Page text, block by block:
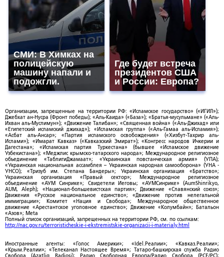
СМИ: В Химках на
полицейскую
машину напали и
подожгли.
Где будет встреча
президентов США
и России: Европа?
Организации, запрещенные на территории РФ: «Исламское государство» («ИГИЛ»);
Джебхат ан-Нусра (Фронт победы); «Аль-Каида» («База»); «Братья-мусульмане» («Аль-
Ихван аль-Муслимун»); «Движение Талибан»; «Священная война» («Аль-Джихад» или
«Египетский исламский джихад»); «Исламская группа» («Аль-Гамаа аль-Исламия»);
«Асбат аль-Ансар»; «Партия исламского освобождения» («Хизбут-Тахрир аль-
Ислами»); «Имарат Кавказ» («Кавказский Эмират»); «Конгресс народов Ичкерии и
Дагестана»; «Исламская партия Туркестана» (бывшее «Исламское движение
Узбекистана»); «Меджлис крымско-татарского народа»; Международное религиозное
объединение «ТаблигиДжамаат»; «Украинская повстанческая армия» (УПА);
«Украинская национальная ассамблея – Украинская народная самооборона» (УНА -
УНСО); «Тризуб им. Степана Бандеры»; Украинская организация «Братство»;
Украинская организация «Правый сектор»; Международное религиозное
объединение «АУМ Синрике»; Свидетели Иеговы; «АУМСинрике» (AumShinrikyo,
AUM, Aleph); «Национал-большевистская партия»; Движение «Славянский союз»;
Движения «Русское национальное единство»; «Движение против нелегальной
иммиграции»; Комитет «Нация и Свобода»; Международное общественное
движение «Арестантское уголовное единство»; Движение «Колумбайн»; Батальон
«Азов»; Meta
Полный список организаций, запрещенных на территории РФ, см. по ссылкам:
http://nac.gov.ru/terroristicheskie-i-ekstremistskie-organizacii-i-materialy.html
Иностранные агенты: «Голос Америки»; «Idel.Реалии»; «Кавказ.Реалии»;
«Крым.Реалии»; «Телеканал Настоящее Время»; Татаро-башкирская служба Радио
Свобода (Azatliq Radiosi); Радио Свободная Европа/Радио Свобода (PCE/PC);